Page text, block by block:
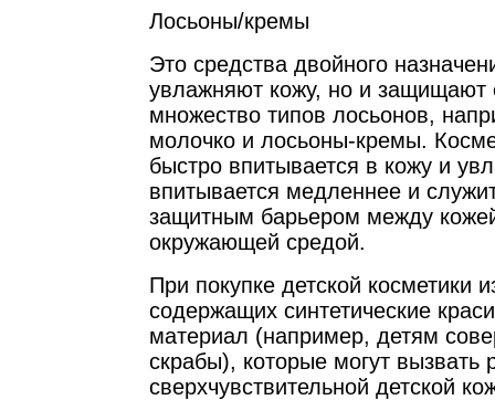
Лосьоны/кремы
Это средства двойного
увлажняют кожу, но и защищают
множество типов лосьонов,
молочко и лосьоны-кремы.
быстро впитывается в кожу и
впитывается медленнее и
защитным барьером между
окружающей средой.
При покупке детской косметики
содержащих синтетические
материал (например, детям
скрабы), которые могут вызвать
сверхчувствительной детской